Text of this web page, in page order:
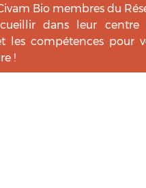
Bio membres du
dans leur centre
les compétences pour
!